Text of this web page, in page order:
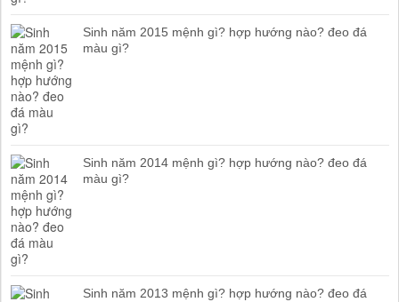
Sinh năm 2015 mệnh gì? hợp hướng nào? đeo đá
màu gì?
Sinh năm 2014 mệnh gì? hợp hướng nào? đeo đá
màu gì?
Sinh năm 2013 mệnh gì? hợp hướng nào? đeo đá